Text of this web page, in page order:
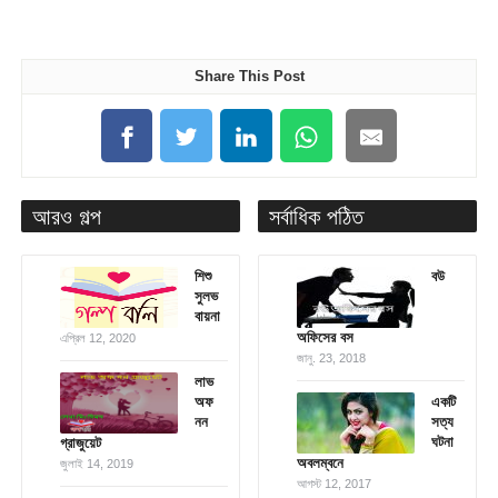
Share This Post
আরও গল্প
শিশু
সুলভ
বায়না
এপ্রিল 12, 2020
লাভ
অফ
নন
গ্রাজুয়েট
জুলাই 14, 2019
সর্বাধিক পঠিত
বউ
অফিসের বস
জানু. 23, 2018
একটি
সত্য
ঘটনা
অবলম্বনে
আগস্ট 12, 2017